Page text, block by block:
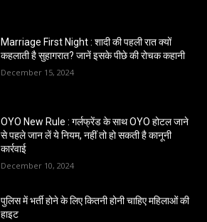
Marriage First Night : शादी की पहली रात क्यों
कहलाती है सुहागरात? जानें इसके पीछे की रोचक कहानी
December 15, 2024
OYO New Rule : गर्लफ्रेंड के साथ OYO होटल जाने
से पहले जान लें ये नियम, नहीं तो हो सकती है कानूनी
कार्रवाई
December 10, 2024
पुलिस में भर्ती होने के लिए कितनी होनी चाहिए महिलाओं की
हाइट